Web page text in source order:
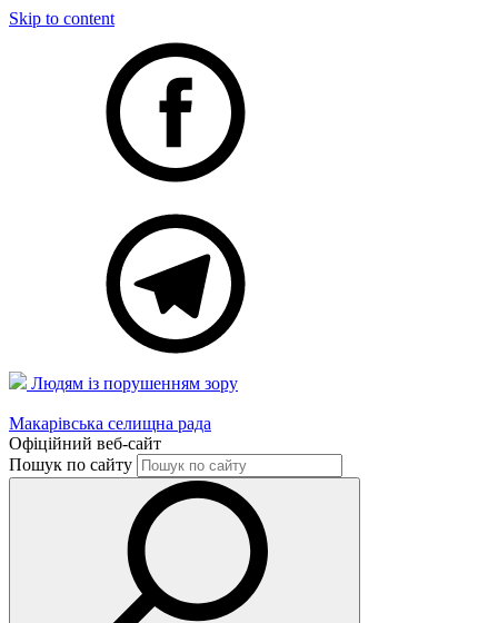
Skip to content
Людям із порушенням зору
Макарівська селищна рада
Офіційний веб-сайт
Пошук по сайту